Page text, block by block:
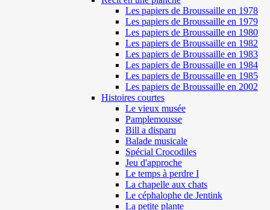
Les papiers de Broussaille en 1978
Les papiers de Broussaille en 1979
Les papiers de Broussaille en 1980
Les papiers de Broussaille en 1982
Les papiers de Broussaille en 1983
Les papiers de Broussaille en 1984
Les papiers de Broussaille en 1985
Les papiers de Broussaille en 2002
Histoires courtes
Le vieux musée
Pamplemousse
Bill a disparu
Balade musicale
Spécial Crocodiles
Jeu d'approche
Le temps à perdre I
La chapelle aux chats
Le céphalophe de Jentink
La petite plante